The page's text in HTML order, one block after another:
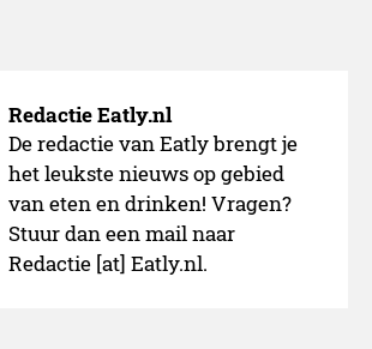
Redactie Eatly.nl
De redactie van Eatly brengt je
het leukste nieuws op gebied
van eten en drinken! Vragen?
Stuur dan een mail naar
Redactie [at] Eatly.nl.